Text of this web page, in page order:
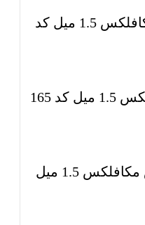
مشخصات کفپوش مکافلکس 1.5 میل کد
تصاویر کفپوش مکافلکس 1.5 میل کد 165
خرید اینترنتی کفپوش مکافلکس 1.5 میل